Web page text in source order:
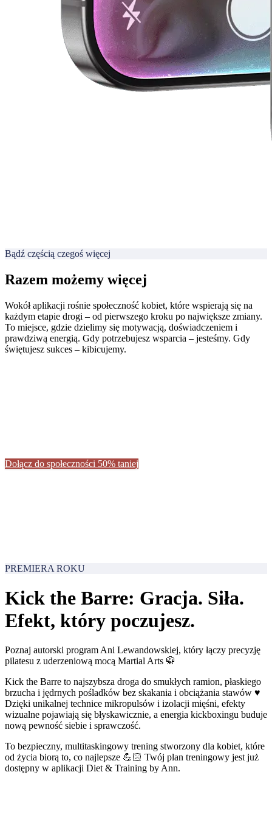
Bądź częścią czegoś więcej
Razem możemy więcej
Wokół aplikacji rośnie społeczność kobiet, które wspierają się na
każdym etapie drogi – od pierwszego kroku po największe zmiany.
To miejsce, gdzie dzielimy się motywacją, doświadczeniem i
prawdziwą energią. Gdy potrzebujesz wsparcia – jesteśmy. Gdy
świętujesz sukces – kibicujemy.
Dołącz do społeczności 50% taniej
PREMIERA ROKU
Kick the Barre: Gracja. Siła.
Efekt, który poczujesz.
Poznaj autorski program Ani Lewandowskiej, który łączy precyzję
pilatesu z uderzeniową mocą Martial Arts 🥋
Kick the Barre to najszybsza droga do smukłych ramion, płaskiego
brzucha i jędrnych pośladków bez skakania i obciążania stawów ♥️
Dzięki unikalnej technice mikropulsów i izolacji mięśni, efekty
wizualne pojawiają się błyskawicznie, a energia kickboxingu buduje
nową pewność siebie i sprawczość.
To bezpieczny, multitaskingowy trening stworzony dla kobiet, które
od życia biorą to, co najlepsze 💪🏻 Twój plan treningowy jest już
dostępny w aplikacji Diet & Training by Ann.